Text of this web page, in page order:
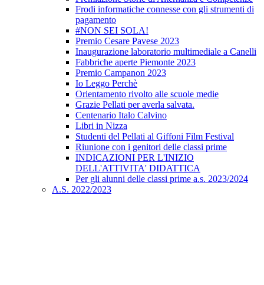
Frodi informatiche connesse con gli strumenti di
pagamento
#NON SEI SOLA!
Premio Cesare Pavese 2023
Inaugurazione laboratorio multimediale a Canelli
Fabbriche aperte Piemonte 2023
Premio Campanon 2023
Io Leggo Perchè
Orientamento rivolto alle scuole medie
Grazie Pellati per averla salvata.
Centenario Italo Calvino
Libri in Nizza
Studenti del Pellati al Giffoni Film Festival
Riunione con i genitori delle classi prime
INDICAZIONI PER L'INIZIO
DELL'ATTIVITA' DIDATTICA
Per gli alunni delle classi prime a.s. 2023/2024
A.S. 2022/2023